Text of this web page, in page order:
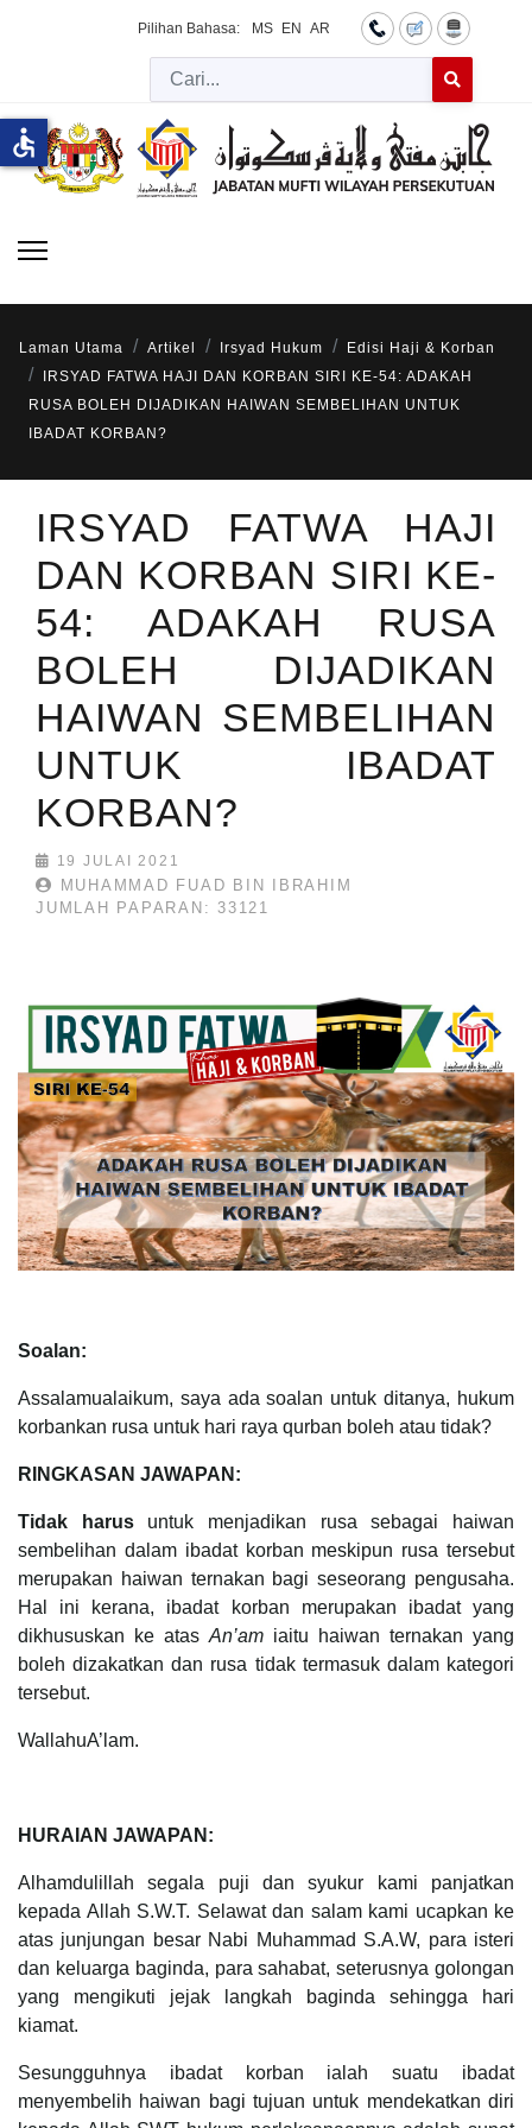
Pilihan Bahasa: MS EN AR
Cari
Laman Utama Artikel Irsyad Hukum
Edisi Haji & Korban
IRSYAD FATWA HAJI DAN KORBAN SIRI KE-54: ADAKAH
RUSA BOLEH DIJADIKAN HAIWAN SEMBELIHAN UNTUK
IBADAT KORBAN?
IRSYAD FATWA HAJI
DAN KORBAN SIRI KE-
54: ADAKAH RUSA
BOLEH DIJADIKAN
HAIWAN SEMBELIHAN
UNTUK IBADAT
KORBAN?
19 JULAI 2021
MUHAMMAD FUAD BIN IBRAHIM
JUMLAH PAPARAN: 33121
Soalan:
Assalamualaikum, saya ada soalan untuk ditanya, hukum
korbankan rusa untuk hari raya qurban boleh atau tidak?
RINGKASAN JAWAPAN:
Tidak harusuntuk menjadikan rusa sebagai haiwan
sembelihan dalam ibadat korban meskipun rusa tersebut
merupakan haiwan ternakan bagi seseorang pengusaha.
Hal ini kerana, ibadat korban merupakan ibadat yang
dikhususkan ke atas An’am iaitu haiwan ternakan yang
boleh dizakatkan dan rusa tidak termasuk dalam kategori
tersebut.
WallahuA’lam.
HURAIAN JAWAPAN:
Alhamdulillah segala puji dan syukur kami panjatkan
kepada Allah S.W.T. Selawat dan salam kami ucapkan ke
atas junjungan besar Nabi Muhammad S.A.W, para isteri
dan keluarga baginda, para sahabat, seterusnya golongan
yang mengikuti jejak langkah baginda sehingga hari
kiamat.
Sesungguhnya ibadat korban ialah suatu ibadat
menyembelih haiwan bagi tujuan untuk mendekatkan diri
accessible